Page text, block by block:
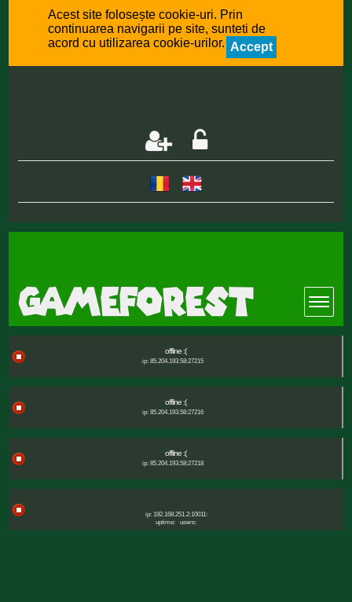
Acest site folosește cookie-uri. Prin
continuarea navigarii pe site, sunteti de
acord cu utilizarea cookie-urilor. Accept
offline :(
ip: 85.204.193.58:27215
offline :(
ip: 85.204.193.58:27216
offline :(
ip: 85.204.193.58:27218
ip: 192.168.251.2:10011:
uptime:
users: